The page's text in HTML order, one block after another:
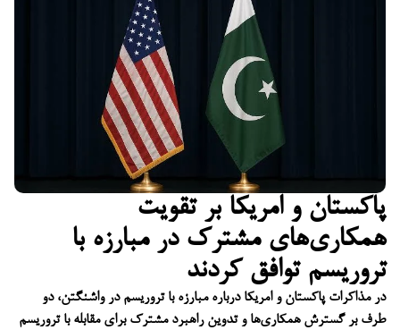
پاکستان و امریکا بر تقویت
همکاری‌های مشترک در مبارزه با
تروریسم توافق کردند
در مذاکرات پاکستان و امریکا درباره مبارزه با تروریسم در واشنگتن، دو
طرف بر گسترش همکاری‌ها و تدوین راهبرد مشترک برای مقابله با تروریسم